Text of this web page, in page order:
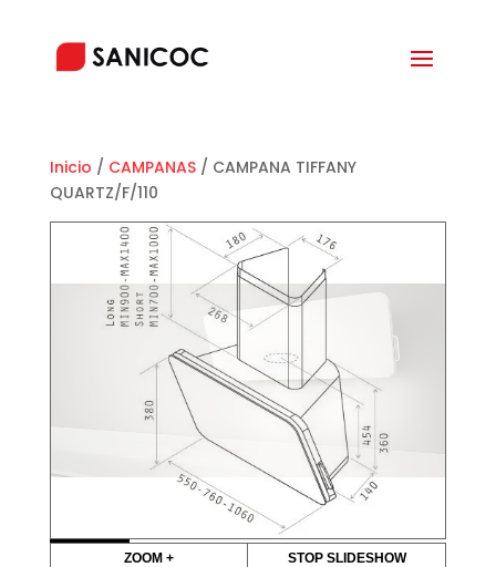
Inicio / CAMPANAS/ CAMPANA TIFFANY
QUARTZ/F/110
¡Oferta!
ZOOM + STOP SLIDESHOW